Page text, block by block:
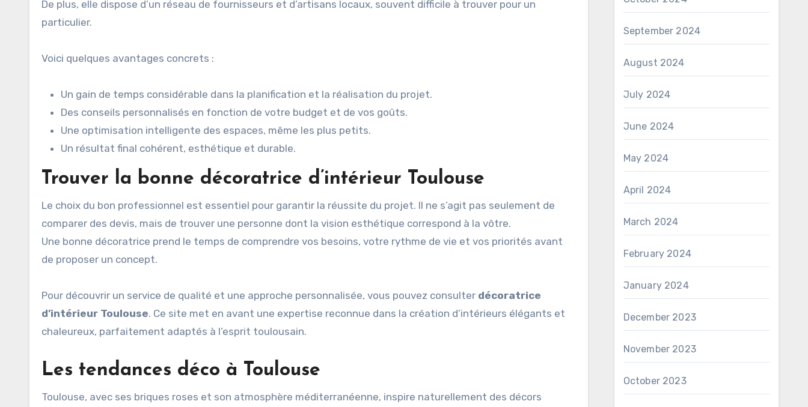
De plus, elle dispose d’un réseau de fournisseurs et d’artisans locaux, souvent difficile à trouver pour un
particulier.
Voici quelques avantages concrets :
Un gain de temps considérable dans la planification et la réalisation du projet.
Des conseils personnalisés en fonction de votre budget et de vos goûts.
Une optimisation intelligente des espaces, même les plus petits.
Un résultat final cohérent, esthétique et durable.
Trouver la bonne décoratrice d’intérieur Toulouse
Le choix du bon professionnel est essentiel pour garantir la réussite du projet. Il ne s’agit pas seulement de
comparer des devis, mais de trouver une personne dont la vision esthétique correspond à la vôtre.
Une bonne décoratrice prend le temps de comprendre vos besoins, votre rythme de vie et vos priorités avant
de proposer un concept.
Pour découvrir un service de qualité et une approche personnalisée, vous pouvez consulter décoratrice
d’intérieur Toulouse. Ce site met en avant une expertise reconnue dans la création d’intérieurs élégants et
chaleureux, parfaitement adaptés à l’esprit toulousain.
Les tendances déco à Toulouse
Toulouse, avec ses briques roses et son atmosphère méditerranéenne, inspire naturellement des décors
September 2024
August 2024
July 2024
June 2024
May 2024
April 2024
March 2024
February 2024
January 2024
December 2023
November 2023
October 2023